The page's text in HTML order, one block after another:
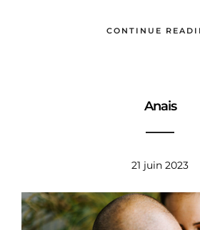
CONTINUE
Anais
21 juin 2023